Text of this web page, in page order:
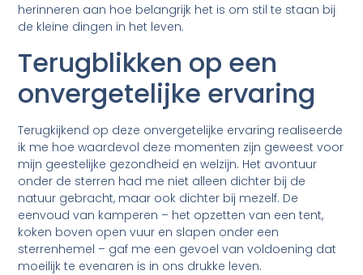
herinneren aan hoe belangrijk het is om stil te staan bij
de kleine dingen in het leven.
Terugblikken op een
onvergetelijke ervaring
Terugkijkend op deze onvergetelijke ervaring realiseerde
ik me hoe waardevol deze momenten zijn geweest voor
mijn geestelijke gezondheid en welzijn. Het avontuur
onder de sterren had me niet alleen dichter bij de
natuur gebracht, maar ook dichter bij mezelf. De
eenvoud van kamperen – het opzetten van een tent,
koken boven open vuur en slapen onder een
sterrenhemel – gaf me een gevoel van voldoening dat
moeilijk te evenaren is in ons drukke leven.